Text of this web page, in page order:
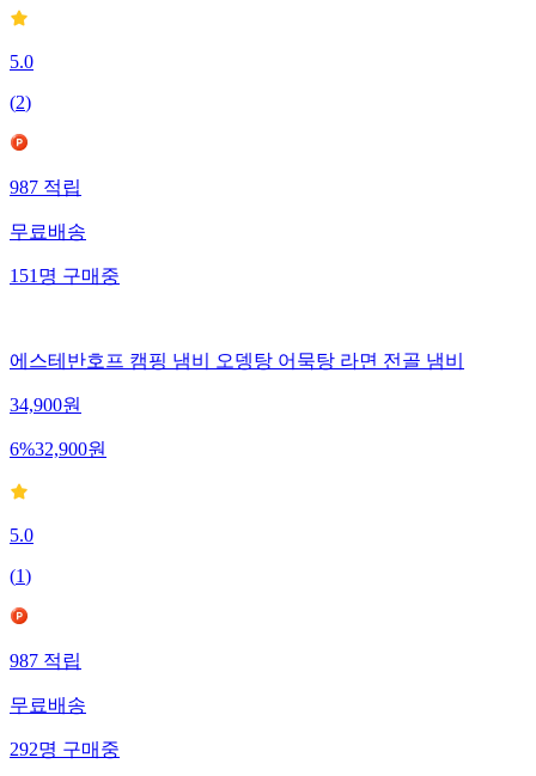
5.0
(2)
987적립
무료배송
151명구매중
에스테반호프 캠핑 냄비 오뎅탕 어묵탕 라면 전골 냄비
34,900원
6%32,900원
5.0
(1)
987적립
무료배송
292명구매중